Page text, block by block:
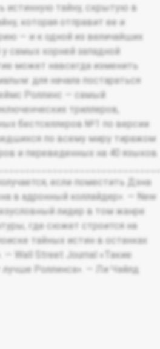
истинную тайну, скрытую в
которая отправит ее и
— и к одной из величайших
самых корней западной
может навсегда изменить
для начала постараться
Роллинс — самый
триллеров,
бестселлеров №1 по версии
по всему миру тиражом
и переведенных на 40 языков.
если поместить Дэна
в адронный коллайдер». — New
лидер в том жанре
где сюжет строится на
тайных истин в останках
— Wall Street Journal «Такие
Роллинса». — Ли Чайлд